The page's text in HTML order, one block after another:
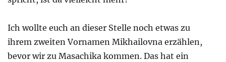
Ich wollte euch an dieser Stelle noch etwas zu
ihrem zweiten Vornamen Mikhailovna erzählen,
bevor wir zu Masachika kommen. Das hat ein